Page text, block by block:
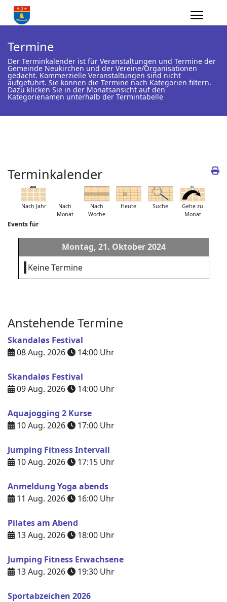
Termine
Der Terminkalender ist für Veranstaltungen und Termine der
Gemeinde Neukirchen und der Vereine/Organisationen
gedacht. Kommerzielle Veranstaltungen sind nicht
aufgeführt. Sie können die Termine nach Kategorien filtern.
Dazu klicken Sie in der Monatsansicht auf den
Kategorienamen unterhalb der Termintabelle
Terminkalender
Nach Jahr
Nach
Monat
Nach
Woche
Heute Suche
Gehe zu
Monat
Events für
Montag, 21. Oktober 2024
Keine Termine
Anstehende Termine
Skandaløs Festival
08 Aug. 2026
14:00 Uhr
Skandaløs Festival
09 Aug. 2026
14:00 Uhr
Aquajogging 2 Kurse
10 Aug. 2026
17:00 Uhr
Jumping Fitness Intervall
10 Aug. 2026
17:15 Uhr
Anmeldung Yoga abends
11 Aug. 2026
16:00 Uhr
Pilates am Abend
13 Aug. 2026
18:00 Uhr
Jumping Fitness Erwachsene
13 Aug. 2026
19:30 Uhr
Sportabzeichen 2026